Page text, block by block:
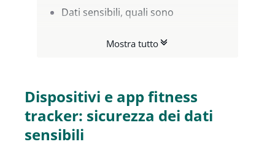
Dati sensibili, quali sono
Garante Privacy
Mostra tutto
Dispositivi e app fitness
tracker: sicurezza dei dati
sensibili